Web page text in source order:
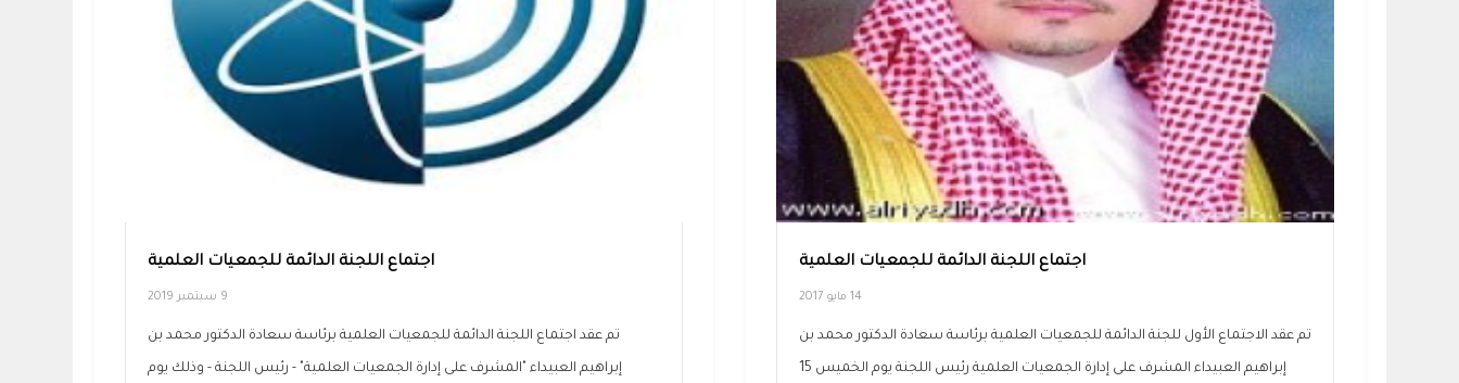
اجتماع اللجنة الدائمة للجمعيات العلمية
9 سبتمبر 2019
تم عقد اجتماع اللجنة الدائمة للجمعيات العلمية برئاسة سعادة الدكتور محمد بن
إبراهيم العبيداء "المشرف على إدارة الجمعيات العلمية" - رئيس اللجنة - وذلك يوم
اجتماع اللجنة الدائمة للجمعيات العلمية
14 مايو 2017
تم عقد الاجتماع الأول للجنة الدائمة للجمعيات العلمية برئاسة سعادة الدكتور محمد بن
إبراهيم العبيداء المشرف على إدارة الجمعيات العلمية رئيس اللجنة يوم الخميس 15